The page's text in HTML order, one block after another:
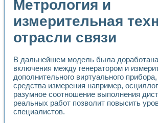
Применение NI VISION для
Управление движением с
Определение параметров
Система управления
Применение средств NATIONAL
Разработка
Автоматизированный стенд
Высокочувствительные
Установка для измерения
Исследование кинетики
Метрология и
измерительная
отрасли связи
В дальнейшем модель была
включения между генератором и
дополнительного виртуального
средства измерения например,
разумное соотношение выполнения
реальных работ позволит повысить
специалистов.